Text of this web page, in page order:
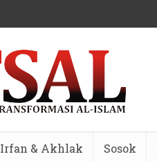
Irfan & Akhlak Sosok